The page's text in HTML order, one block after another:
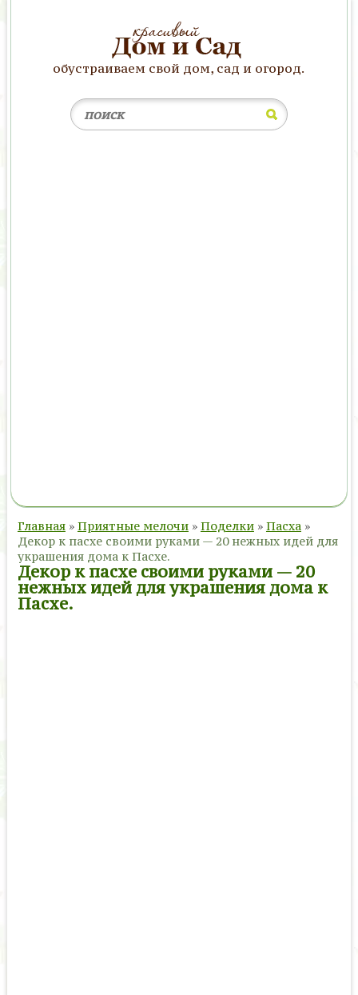
обустраиваем свой дом, сад и огород.
Главная » Приятные мелочи » Поделки » Пасха »
Декор к пасхе своими руками — 20 нежных идей для
украшения дома к Пасхе.
Декор к пасхе своими руками — 20
нежных идей для украшения дома к
Пасхе.